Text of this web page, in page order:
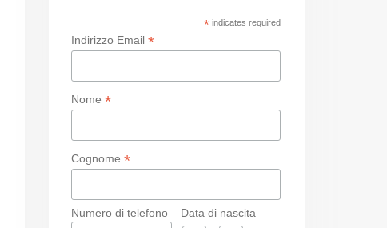
* indicates required
Indirizzo Email*
Nome*
Cognome*
Numero di telefono
Data di nascita